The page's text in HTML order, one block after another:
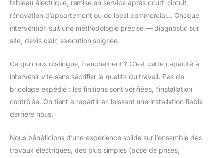
tableau électrique, remise en service après court-circuit,
rénovation d’appartement ou de local commercial… Chaque
intervention suit une méthodologie précise — diagnostic sur
site, devis clair, exécution soignée.
Ce qui nous distingue, franchement ? C’est cette capacité à
intervenir vite sans sacrifier la qualité du travail. Pas de
bricolage expédié : les finitions sont vérifiées, l’installation
contrôlée. On tient à repartir en laissant une installation fiable
derrière nous.
Nous bénéficions d’une expérience solide sur l’ensemble des
travaux électriques, des plus simples (pose de prises,